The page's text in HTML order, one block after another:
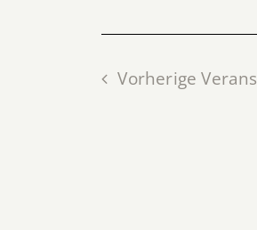
Vorherige